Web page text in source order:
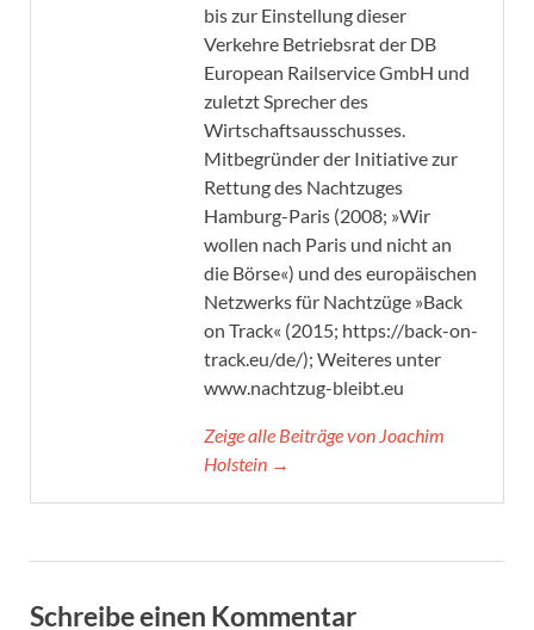
bis zur Einstellung dieser
Verkehre Betriebsrat der DB
European Railservice GmbH und
zuletzt Sprecher des
Wirtschaftsausschusses.
Mitbegründer der Initiative zur
Rettung des Nachtzuges
Hamburg-Paris (2008; »Wir
wollen nach Paris und nicht an
die Börse«) und des europäischen
Netzwerks für Nachtzüge »Back
on Track« (2015; https://back-on-
track.eu/de/); Weiteres unter
www.nachtzug-bleibt.eu
Zeige alle Beiträge von Joachim
Holstein →
Schreibe einen Kommentar